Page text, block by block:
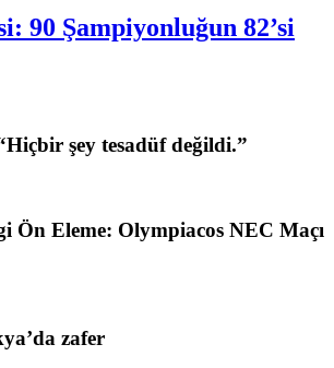
90 Şampiyonluğun 82’si
şey tesadüf değildi.”
Ön Eleme: Olympiacos NEC Maçı
zafer